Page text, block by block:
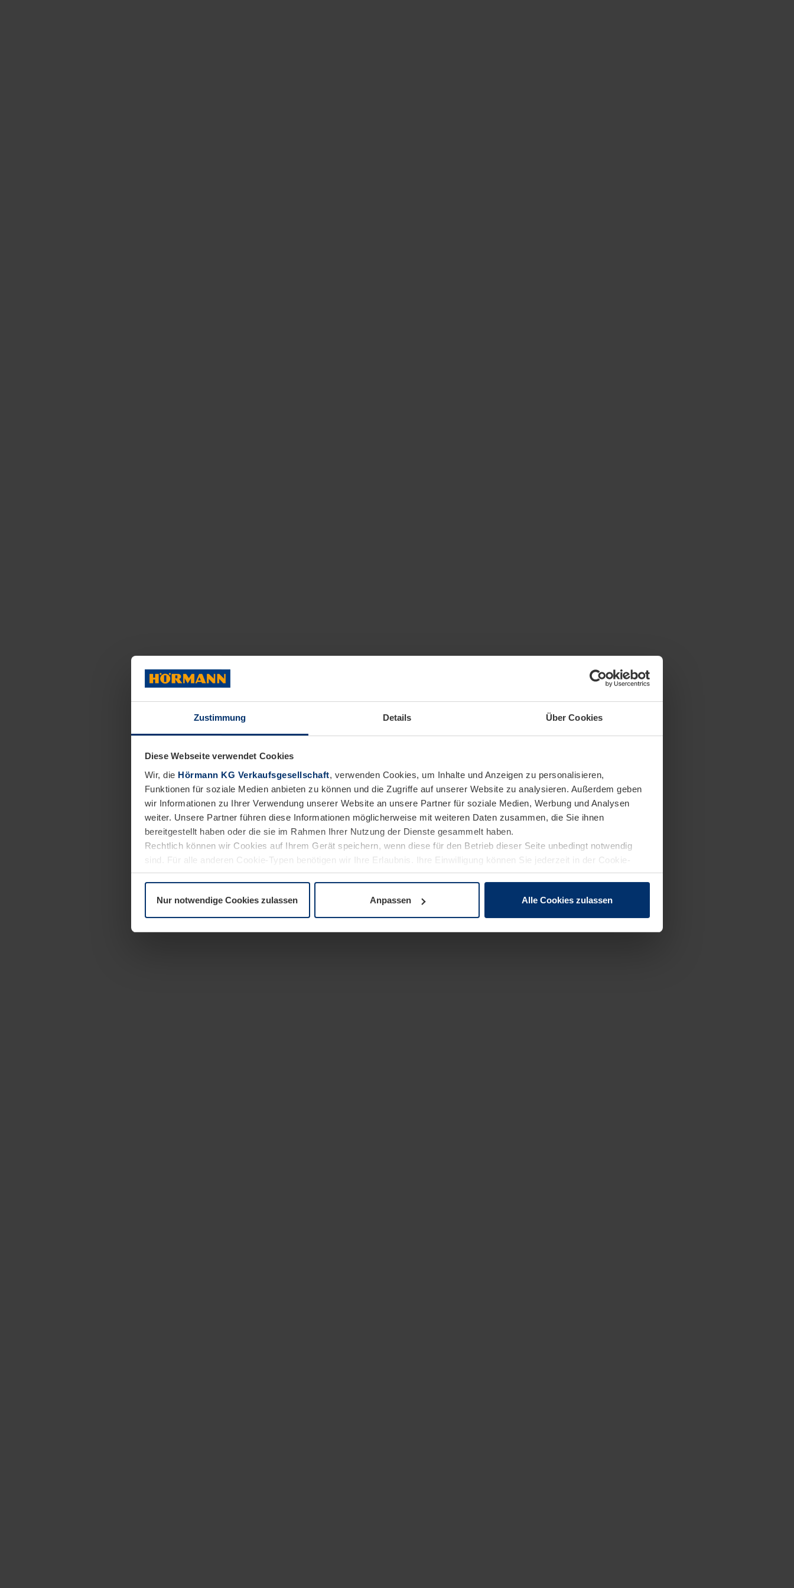
Zustimmung Details Über Cookies
Diese Webseite verwendet Cookies
Wir, die Hörmann KG Verkaufsgesellschaft, verwenden Cookies, um Inhalte und Anzeigen zu personalisieren,
Funktionen für soziale Medien anbieten zu können und die Zugriffe auf unserer Website zu analysieren. Außerdem geben
wir Informationen zu Ihrer Verwendung unserer Website an unsere Partner für soziale Medien, Werbung und Analysen
weiter. Unsere Partner führen diese Informationen möglicherweise mit weiteren Daten zusammen, die Sie ihnen
bereitgestellt haben oder die sie im Rahmen Ihrer Nutzung der Dienste gesammelt haben.
Rechtlich können wir Cookies auf Ihrem Gerät speichern, wenn diese für den Betrieb dieser Seite unbedingt notwendig
sind. Für alle anderen Cookie-Typen benötigen wir Ihre Erlaubnis. Ihre Einwilligung können Sie jederzeit in der Cookie-
Erläuterung auf der SeiteDatenschutzerklärungunserer Website ändern oder widerrufen.
Nur notwendige Cookies zulassen Anpassen Alle Cookies zulassen